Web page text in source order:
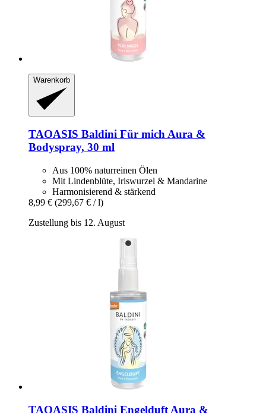
Warenkorb
TAOASIS Baldini Für mich Aura &
Bodyspray, 30 ml
Aus 100% naturreinen Ölen
Mit Lindenblüte, Iriswurzel & Mandarine
Harmonisierend & stärkend
8,99 € (299,67 € / l)
Zustellung bis 12. August
TAOASIS Baldini Engelduft Aura &